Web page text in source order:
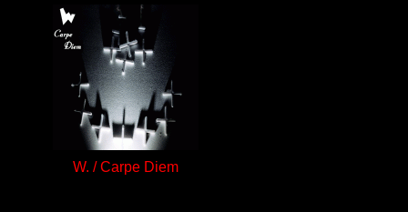
W. / Carpe Diem